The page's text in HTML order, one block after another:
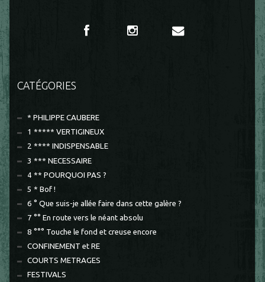
CATÉGORIES
* PHILIPPE CAUBERE
1 ***** VERTIGINEUX
2 **** INDISPENSABLE
3 *** NECESSAIRE
4 ** POURQUOI PAS ?
5 * Bof !
6 ° Que suis-je allée faire dans cette galère ?
7 °° En route vers le néant absolu
8 °°° Touche le fond et creuse encore
CONFINEMENT et RE
COURTS METRAGES
FESTIVALS